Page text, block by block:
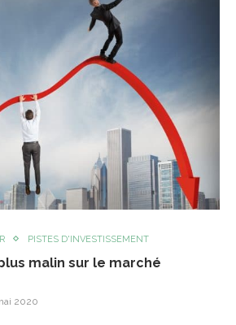
PISTES D'INVESTISSEMENT
malin sur le marché
2020